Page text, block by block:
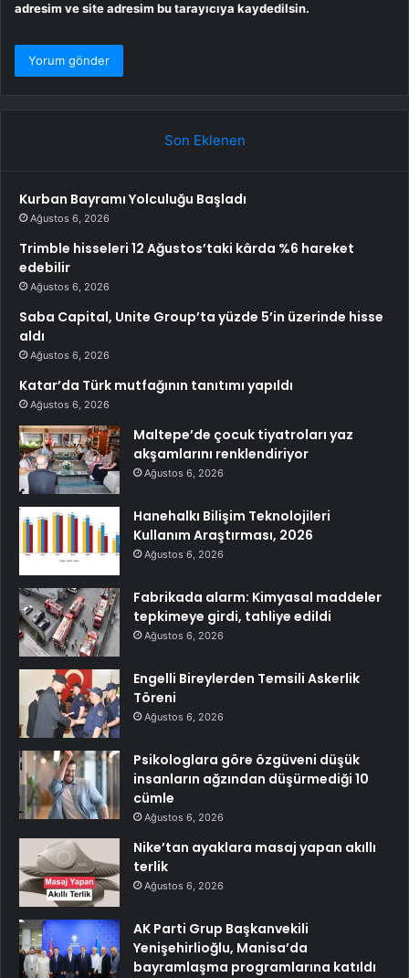
adresim ve site adresim bu tarayıcıya kaydedilsin.
Son Eklenen
Kurban Bayramı Yolculuğu Başladı
Ağustos 6, 2026
Trimble hisseleri 12 Ağustos’taki kârda %6 hareket
edebilir
Ağustos 6, 2026
Saba Capital, Unite Group’ta yüzde 5’in üzerinde hisse
aldı
Ağustos 6, 2026
Katar’da Türk mutfağının tanıtımı yapıldı
Ağustos 6, 2026
Maltepe’de çocuk tiyatroları yaz
akşamlarını renklendiriyor
Ağustos 6, 2026
Hanehalkı Bilişim Teknolojileri
Kullanım Araştırması, 2026
Ağustos 6, 2026
Fabrikada alarm: Kimyasal maddeler
tepkimeye girdi, tahliye edildi
Ağustos 6, 2026
Engelli Bireylerden Temsili Askerlik
Töreni
Ağustos 6, 2026
Psikologlara göre özgüveni düşük
insanların ağzından düşürmediği 10
cümle
Ağustos 6, 2026
Nike’tan ayaklara masaj yapan akıllı
terlik
Ağustos 6, 2026
AK Parti Grup Başkanvekili
Yenişehirlioğlu, Manisa’da
bayramlaşma programlarına katıldı